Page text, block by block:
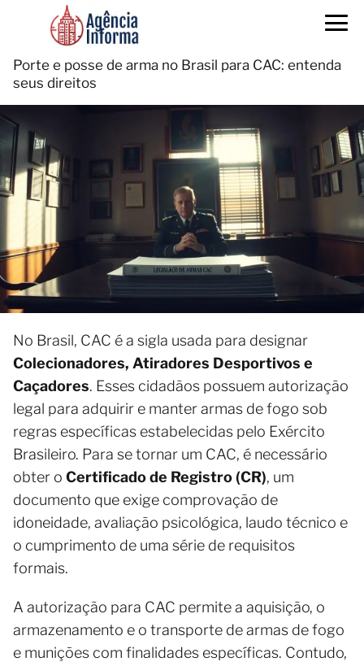
Porte e posse de arma no Brasil para CAC: entenda
seus direitos
No Brasil, CAC é a sigla usada para designar
Colecionadores, Atiradores Desportivos e
Caçadores. Esses cidadãos possuem autorização
legal para adquirir e manter armas de fogo sob
regras específicas estabelecidas pelo Exército
Brasileiro. Para se tornar um CAC, é necessário
obter o Certificado de Registro (CR), um
documento que exige comprovação de
idoneidade, avaliação psicológica, laudo técnico e
o cumprimento de uma série de requisitos
formais.
A autorização para CAC permite a aquisição, o
armazenamento e o transporte de armas de fogo
e munições com finalidades específicas. Contudo,